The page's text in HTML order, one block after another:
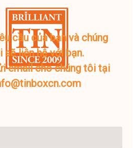
cầu của bạn và chúng
sẽ liên hệ với bạn.
email cho chúng tôi tại